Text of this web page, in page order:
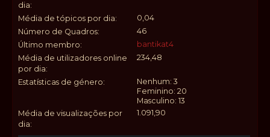
dia:
Média de tópicos por dia:
0,04
Número de Quadros:
46
Último membro:
bantikat4
Média de utilizadores online
por dia:
234,48
Estatísticas de género:
Nenhum: 3
Feminino: 20
Masculino: 13
Média de visualizações por
dia:
1.091,90